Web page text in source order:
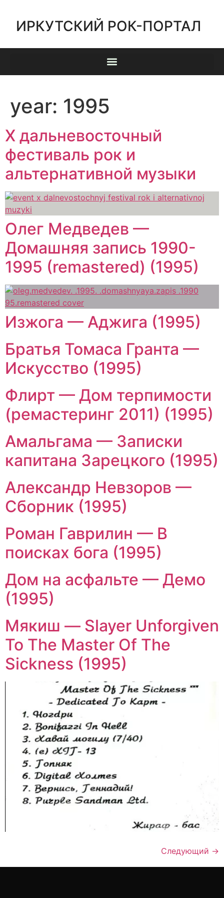
ИРКУТСКИЙ РОК-ПОРТАЛ
year: 1995
X дальневосточный
фестиваль рок и
альтернативной музыки
Олег Медведев —
Домашняя запись 1990-
1995 (remastered) (1995)
Изжога — Аджига (1995)
Братья Томаса Гранта —
Искусство (1995)
Флирт — Дом терпимости
(ремастеринг 2011) (1995)
Амальгама — Записки
капитана Зарецкого (1995)
Александр Невзоров —
Сборник (1995)
Роман Гаврилин — В
поисках бога (1995)
Дом на асфальте — Демо
(1995)
Мякиш — Slayer Unforgiven
To The Master Of The
Sickness (1995)
Следующий →